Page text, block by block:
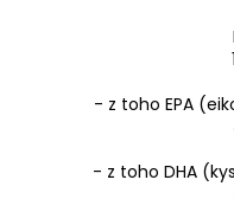
- z toho EPA
- z toho DHA